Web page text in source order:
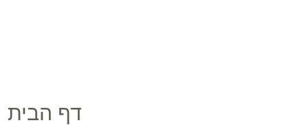
דף הבית